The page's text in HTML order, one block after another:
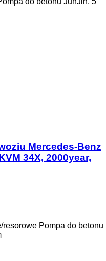
Mercedes-Benz
34X, 2000year,
resorowe Pompa do betonu